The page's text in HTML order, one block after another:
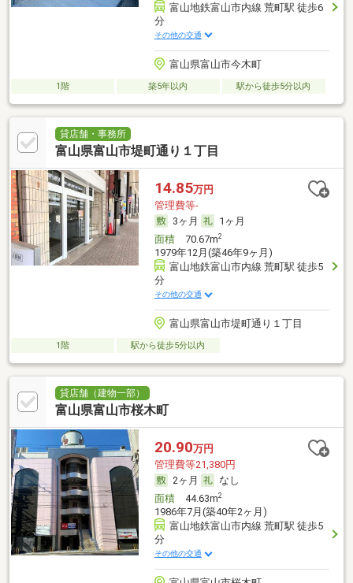
富山地鉄富山市内線 荒町駅 徒歩6
分
その他の交通
富山県富山市今木町
1階 築5年以内 駅から徒歩5分以内
貸店舗・事務所
富山県富山市堤町通り１丁目
14.85万円
管理費等-
3ヶ月
1ヶ月
面積70.67m2
1979年12月(築46年9ヶ月)
富山地鉄富山市内線 荒町駅 徒歩5
分
その他の交通
富山県富山市堤町通り１丁目
1階 駅から徒歩5分以内
貸店舗（建物一部）
富山県富山市桜木町
20.90万円
管理費等21,380円
2ヶ月
なし
面積44.63m2
1986年7月(築40年2ヶ月)
富山地鉄富山市内線 荒町駅 徒歩5
分
その他の交通